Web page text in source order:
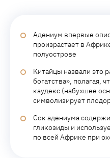
Адениум впервые
произрастает в
полуострове
Китайцы назвали это
богатства», полагая,
каудекс (набухшее
символизирует
Сок адениума
гликозиды и
по всей Африке при